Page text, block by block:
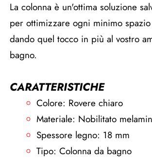
La colonna è un'ottima soluzione
per ottimizzare ogni minimo
dando quel tocco in più al vostro
bagno.
CARATTERISTICHE
Colore: Rovere chiaro
Materiale: Nobilitato
Spessore legno: 18 mm
Tipo: Colonna da bagno